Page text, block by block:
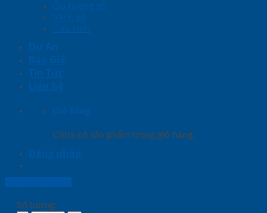
Ốp tường gỗ
Vách gỗ
Cửa kính
Dự Án
Báo Giá
Tin Tức
Liên hệ
Giỏ hàng
Chưa có sản phẩm trong giỏ hàng.
Đăng nhập
Số lượng: